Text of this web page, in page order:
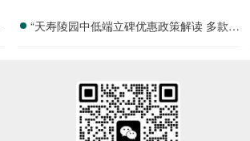
“天寿陵园中低端立碑优惠政策解读 多款特